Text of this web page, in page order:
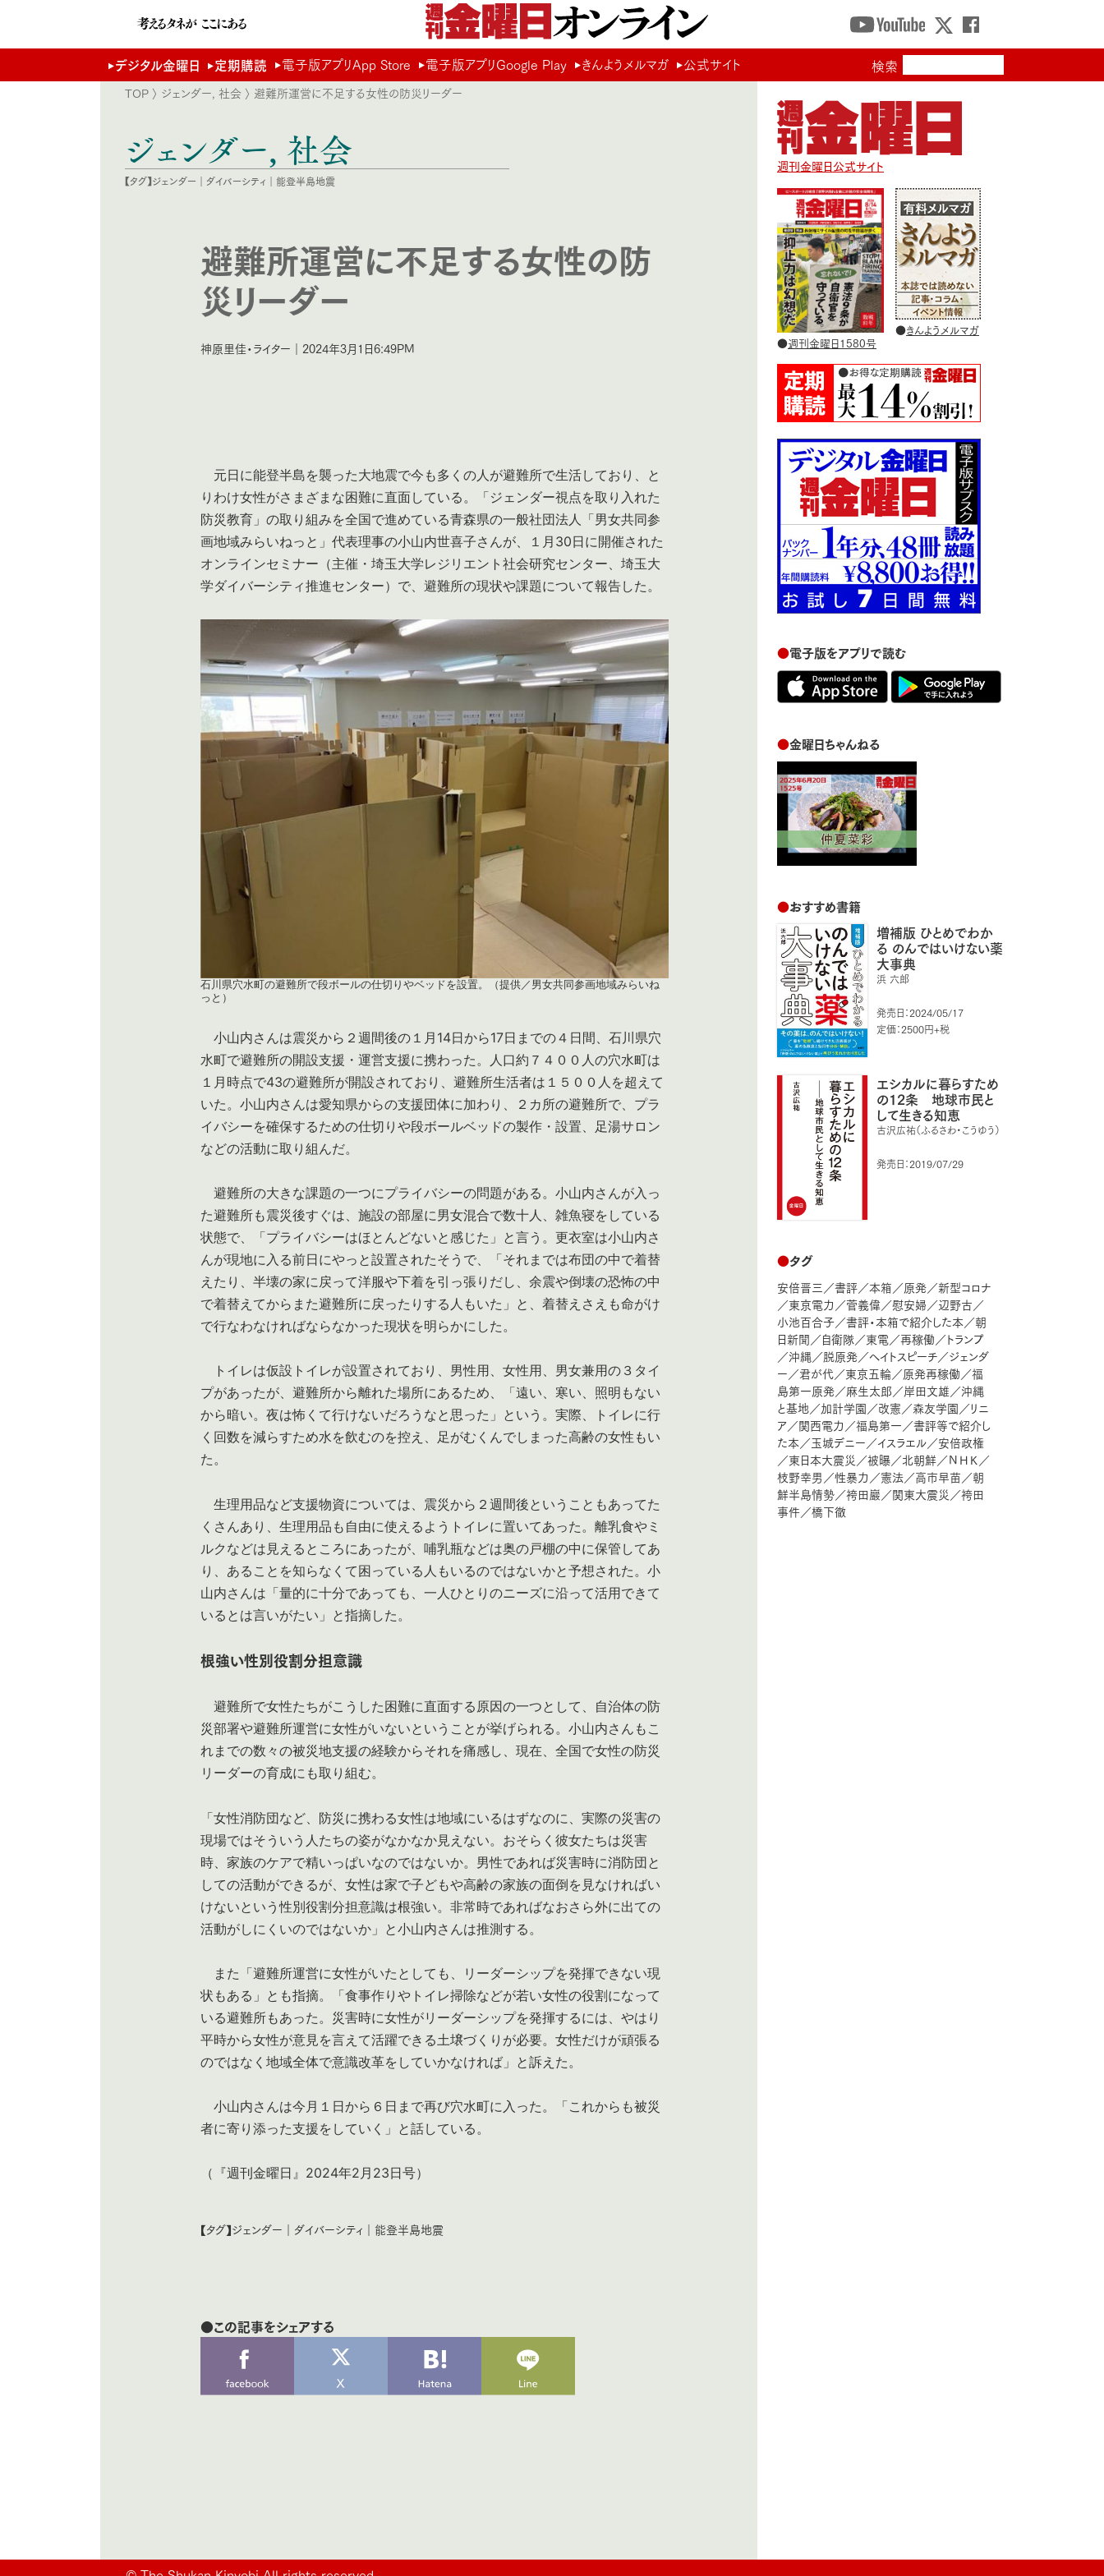
デジタル金曜日 定期購読 電子版アプリApp Store 電子版アプリGoogle Play きんようメルマガ 公式サイト 検索
TOP 〉 ジェンダー, 社会 〉 避難所運営に不足する女性の防災リーダー
ジェンダー, 社会
【タグ】ジェンダー ｜ ダイバーシティ ｜ 能登半島地震
避難所運営に不足する女性の防
災リーダー
神原里佳・ライター｜2024年3月1日6:49PM
元日に能登半島を襲った大地震で今も多くの人が避難所で生活しており、と
りわけ女性がさまざまな困難に直面している。「ジェンダー視点を取り入れた
防災教育」の取り組みを全国で進めている青森県の一般社団法人「男女共同参
画地域みらいねっと」代表理事の小山内世喜子さんが、１月30日に開催された
オンラインセミナー（主催・埼玉大学レジリエント社会研究センター、埼玉大
学ダイバーシティ推進センター）で、避難所の現状や課題について報告した。
石川県穴水町の避難所で段ボールの仕切りやベッドを設置。（提供／男女共同参画地域みらいね
っと）
小山内さんは震災から２週間後の１月14日から17日までの４日間、石川県穴
水町で避難所の開設支援・運営支援に携わった。人口約７４００人の穴水町は
１月時点で43の避難所が開設されており、避難所生活者は１５００人を超えて
いた。小山内さんは愛知県からの支援団体に加わり、２カ所の避難所で、プラ
イバシーを確保するための仕切りや段ボールベッドの製作・設置、足湯サロン
などの活動に取り組んだ。
避難所の大きな課題の一つにプライバシーの問題がある。小山内さんが入っ
た避難所も震災後すぐは、施設の部屋に男女混合で数十人、雑魚寝をしている
状態で、「プライバシーはほとんどないと感じた」と言う。更衣室は小山内さ
んが現地に入る前日にやっと設置されたそうで、「それまでは布団の中で着替
えたり、半壊の家に戻って洋服や下着を引っ張りだし、余震や倒壊の恐怖の中
で着替えてからまた避難所に戻ったりする人もいた」と、着替えさえも命がけ
で行なわなければならなかった現状を明らかにした。
トイレは仮設トイレが設置されており、男性用、女性用、男女兼用の３タイ
プがあったが、避難所から離れた場所にあるため、「遠い、寒い、照明もない
から暗い。夜は怖くて行けないだろうなと思った」という。実際、トイレに行
く回数を減らすため水を飲むのを控え、足がむくんでしまった高齢の女性もい
た。
生理用品など支援物資については、震災から２週間後ということもあってた
くさんあり、生理用品も自由に使えるようトイレに置いてあった。離乳食やミ
ルクなどは見えるところにあったが、哺乳瓶などは奥の戸棚の中に保管してあ
り、あることを知らなくて困っている人もいるのではないかと予想された。小
山内さんは「量的に十分であっても、一人ひとりのニーズに沿って活用できて
いるとは言いがたい」と指摘した。
根強い性別役割分担意識
避難所で女性たちがこうした困難に直面する原因の一つとして、自治体の防
災部署や避難所運営に女性がいないということが挙げられる。小山内さんもこ
れまでの数々の被災地支援の経験からそれを痛感し、現在、全国で女性の防災
リーダーの育成にも取り組む。
「女性消防団など、防災に携わる女性は地域にいるはずなのに、実際の災害の
現場ではそういう人たちの姿がなかなか見えない。おそらく彼女たちは災害
時、家族のケアで精いっぱいなのではないか。男性であれば災害時に消防団と
しての活動ができるが、女性は家で子どもや高齢の家族の面倒を見なければい
けないという性別役割分担意識は根強い。非常時であればなおさら外に出ての
活動がしにくいのではないか」と小山内さんは推測する。
また「避難所運営に女性がいたとしても、リーダーシップを発揮できない現
状もある」とも指摘。「食事作りやトイレ掃除などが若い女性の役割になって
いる避難所もあった。災害時に女性がリーダーシップを発揮するには、やはり
平時から女性が意見を言えて活躍できる土壌づくりが必要。女性だけが頑張る
のではなく地域全体で意識改革をしていかなければ」と訴えた。
小山内さんは今月１日から６日まで再び穴水町に入った。「これからも被災
者に寄り添った支援をしていく」と話している。
（『週刊金曜日』2024年2月23日号）
【タグ】ジェンダー ｜ ダイバーシティ ｜ 能登半島地震
●この記事をシェアする
週刊金曜日公式サイト
●週刊金曜日1580号
●きんようメルマガ
●電子版をアプリで読む
●金曜日ちゃんねる
●おすすめ書籍
増補版 ひとめでわか
る のんではいけない薬
大事典
浜 六郎
発売日：2024/05/17
定価：2500円+税
エシカルに暮らすため
の12条 地球市民と
して生きる知恵
古沢広祐（ふるさわ・こうゆう）
発売日：2019/07/29
●タグ
安倍晋三／書評／本箱／原発／新型コロナ
／東京電力／菅義偉／慰安婦／辺野古／
小池百合子／書評・本箱で紹介した本／朝
日新聞／自衛隊／東電／再稼働／トランプ
／沖縄／脱原発／ヘイトスピーチ／ジェンダ
ー／君が代／東京五輪／原発再稼働／福
島第一原発／麻生太郎／岸田文雄／沖縄
と基地／加計学園／改憲／森友学園／リニ
ア／関西電力／福島第一／書評等で紹介し
た本／玉城デニー／イスラエル／安倍政権
／東日本大震災／被曝／北朝鮮／ＮＨＫ／
枝野幸男／性暴力／憲法／高市早苗／朝
鮮半島情勢／袴田巖／関東大震災／袴田
事件／橋下徹